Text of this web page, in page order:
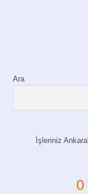
Ara
İşleriniz
0